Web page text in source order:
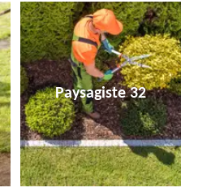
Paysagiste 32